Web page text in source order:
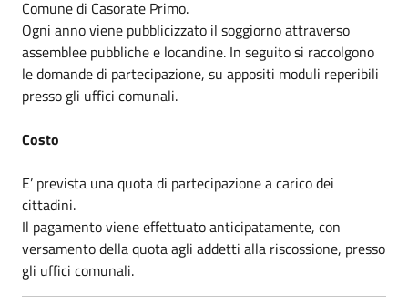
Comune di Casorate Primo.
Ogni anno viene pubblicizzato il soggiorno attraverso
assemblee pubbliche e locandine. In seguito si raccolgono
le domande di partecipazione, su appositi moduli reperibili
presso gli uffici comunali.
Costo
E’ prevista una quota di partecipazione a carico dei
cittadini.
Il pagamento viene effettuato anticipatamente, con
versamento della quota agli addetti alla riscossione, presso
gli uffici comunali.